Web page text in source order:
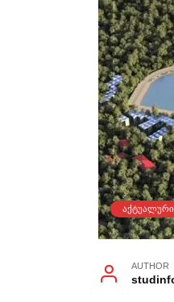
ᲐᲥᲢᲣᲐᲚᲣᲠᲘ
AUTHOR